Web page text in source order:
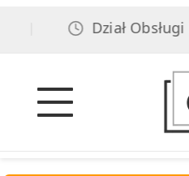
Dział Obsługi